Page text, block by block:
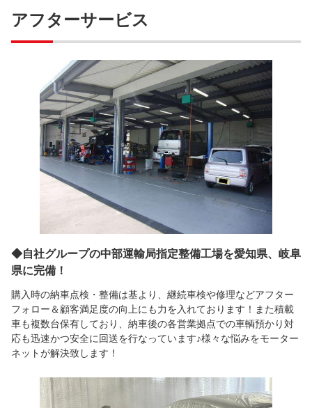
アフターサービス
◆自社グループの中部運輸局指定整備工場を愛知県、岐阜
県に完備！
購入時の納車点検・整備は基より、継続車検や修理などアフター
フォロー＆顧客満足度の向上にも力を入れております！また積載
車も複数台保有しており、納車後の各営業拠点での車輌預かり対
応も迅速かつ安全に回送を行なっています♪様々な悩みをモーター
ネットが解決致します！